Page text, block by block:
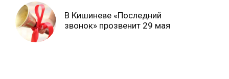
В Кишиневе «Последний
звонок» прозвенит 29 мая